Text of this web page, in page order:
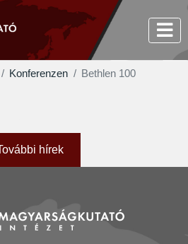
Konferenzen Bethlen 100
hírek